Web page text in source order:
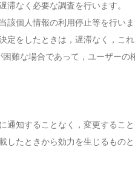
なく必要な調査を行います。
個人情報の利用停止等を行いま
をしたときは，遅滞なく，これ
難な場合であって，ユーザーの
知することなく，変更すること
たときから効力を生じるものと